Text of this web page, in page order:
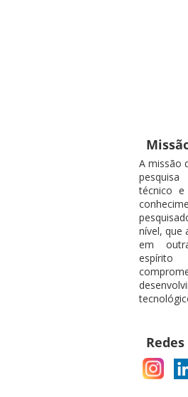
A missão
técnico
nível, que
em